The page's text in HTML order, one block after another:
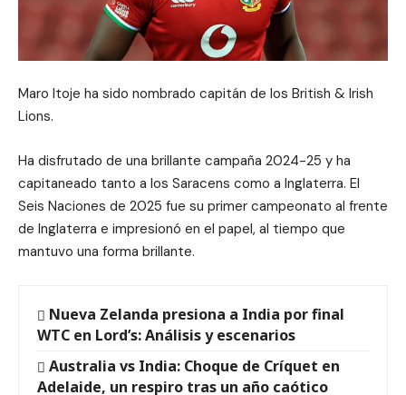
Maro Itoje ha sido nombrado capitán de los British & Irish
Lions.
Ha disfrutado de una brillante campaña 2024-25 y ha
capitaneado tanto a los Saracens como a Inglaterra. El
Seis Naciones de 2025 fue su primer campeonato al frente
de Inglaterra e impresionó en el papel, al tiempo que
mantuvo una forma brillante.
Nueva Zelanda presiona a India por final
WTC en Lord’s: Análisis y escenarios
Australia vs India: Choque de Críquet en
Adelaide, un respiro tras un año caótico